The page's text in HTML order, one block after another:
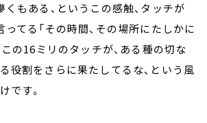
くもある、というこの感触、タッチが
ってる「その時間、その場所にたしかに
この16ミリのタッチが、ある種の切な
役割をさらに果たしてるな、という風
です。